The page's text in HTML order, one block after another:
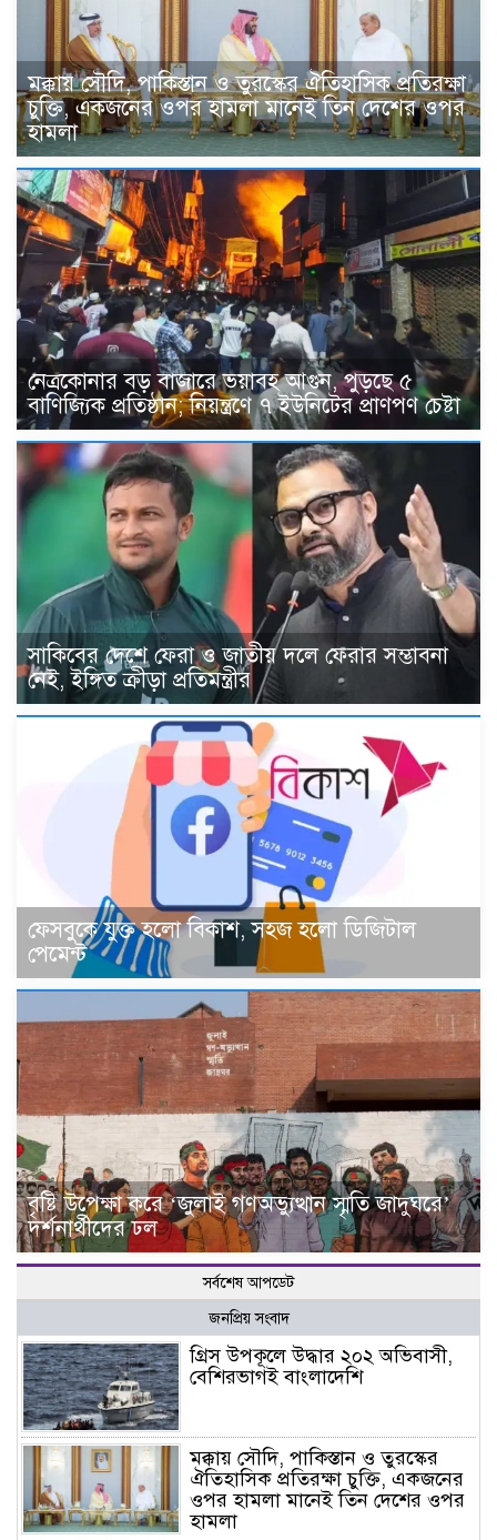
মক্কায় সৌদি, পাকিস্তান ও তুরস্কের ঐতিহাসিক প্রতিরক্ষা
চুক্তি, একজনের ওপর হামলা মানেই তিন দেশের ওপর
হামলা
নেত্রকোনার বড় বাজারে ভয়াবহ আগুন, পুড়ছে ৫
বাণিজ্যিক প্রতিষ্ঠান; নিয়ন্ত্রণে ৭ ইউনিটের প্রাণপণ চেষ্টা
সাকিবের দেশে ফেরা ও জাতীয় দলে ফেরার সম্ভাবনা
নেই, ইঙ্গিত ক্রীড়া প্রতিমন্ত্রীর
ফেসবুকে যুক্ত হলো বিকাশ, সহজ হলো ডিজিটাল
পেমেন্ট
বৃষ্টি উপেক্ষা করে ‘জুলাই গণঅভ্যুত্থান স্মৃতি জাদুঘরে’
দর্শনার্থীদের ঢল
সর্বশেষ আপডেট
জনপ্রিয় সংবাদ
গ্রিস উপকূলে উদ্ধার ২০২ অভিবাসী,
বেশিরভাগই বাংলাদেশি
মক্কায় সৌদি, পাকিস্তান ও তুরস্কের
ঐতিহাসিক প্রতিরক্ষা চুক্তি, একজনের
ওপর হামলা মানেই তিন দেশের ওপর
হামলা